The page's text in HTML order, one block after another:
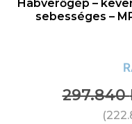
Habverőgép –
sebességes –
297.840
(